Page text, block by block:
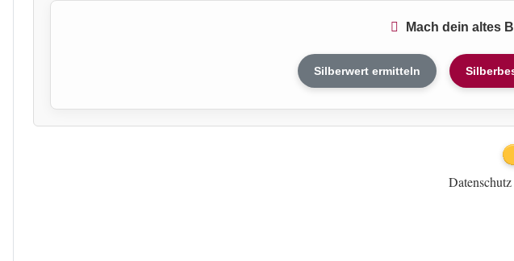
Mach dein altes
Silberwert ermitteln
Datenschutz